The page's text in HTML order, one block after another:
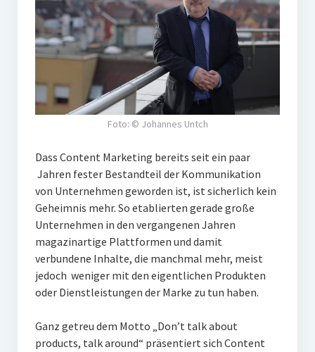
Wasserknappheit in Deutschland
Klimaneutrales Tanken
Zukunft der Bildung
Vom Trend zur Tonne
Foto: © Johannes Untch
Dass Content Marketing bereits seit ein paar
Jahren fester Bestandteil der Kommunikation
von Unternehmen geworden ist, ist sicherlich kein
Geheimnis mehr. So etablierten gerade große
Unternehmen in den vergangenen Jahren
magazinartige Plattformen und damit
verbundene Inhalte, die manchmal mehr, meist
jedoch weniger mit den eigentlichen Produkten
oder Dienstleistungen der Marke zu tun haben.
Ganz getreu dem Motto „Don’t talk about
products, talk around“ präsentiert sich Content